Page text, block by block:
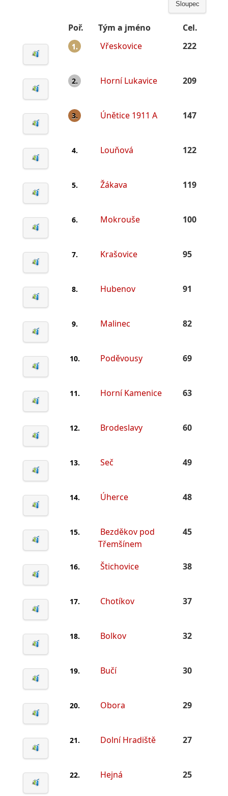
Sloupec
Poř. Tým a jméno Cel.
1. Vřeskovice 222
2. Horní Lukavice 209
3. Únětice 1911 A 147
4. Louňová 122
5. Žákava 119
6. Mokrouše 100
7. Krašovice 95
8. Hubenov 91
9. Malinec 82
10. Poděvousy 69
11. Horní Kamenice 63
12. Brodeslavy 60
13. Seč 49
14. Úherce 48
15.
Bezděkov pod
Třemšínem
45
16. Štichovice 38
17. Chotíkov 37
18. Bolkov 32
19. Bučí 30
20. Obora 29
21. Dolní Hradiště 27
22. Hejná 25